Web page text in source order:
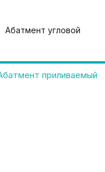
Абатмент угловой